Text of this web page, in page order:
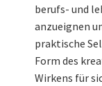
berufs- und
anzueignen
praktische
Form des
Wirkens für